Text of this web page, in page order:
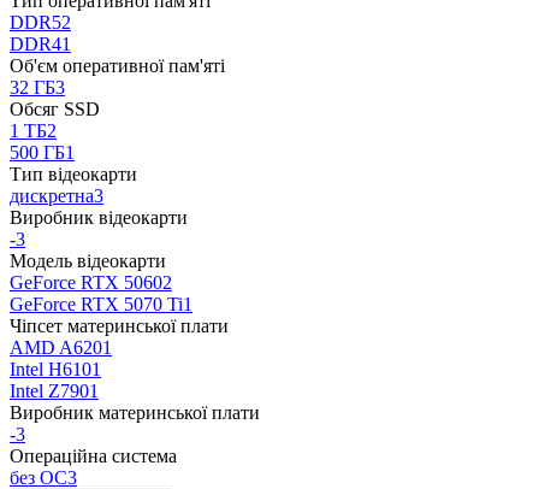
DDR52
DDR41
Об'єм оперативної пам'яті
32 ГБ3
Обсяг SSD
1 ТБ2
500 ГБ1
Тип відеокарти
дискретна3
Виробник відеокарти
-3
Модель відеокарти
GeForce RTX 50602
GeForce RTX 5070 Ti1
Чіпсет материнської плати
AMD A6201
Intel H6101
Intel Z7901
Виробник материнської плати
-3
Операційна система
без ОС3